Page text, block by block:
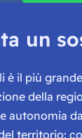
un
è il più
della
autonomia
territorio: